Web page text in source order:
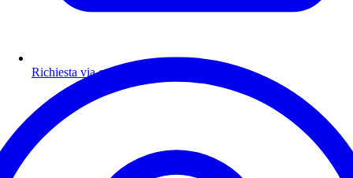
Richiesta via email